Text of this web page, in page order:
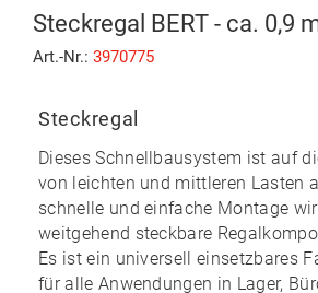
Steckregal BERT - ca. 0,9
Art.-Nr.: 3970775
Steckregal
Dieses Schnellbausystem ist auf
von leichten und mittleren Lasten
schnelle und einfache Montage
weitgehend steckbare
Es ist ein universell einsetzbares
für alle Anwendungen in Lager,